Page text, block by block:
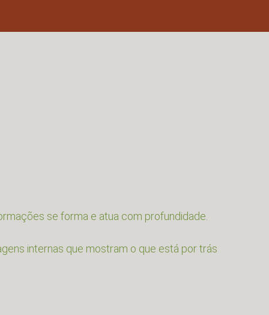
se forma e atua com profundidade.
internas que mostram o que está por trás